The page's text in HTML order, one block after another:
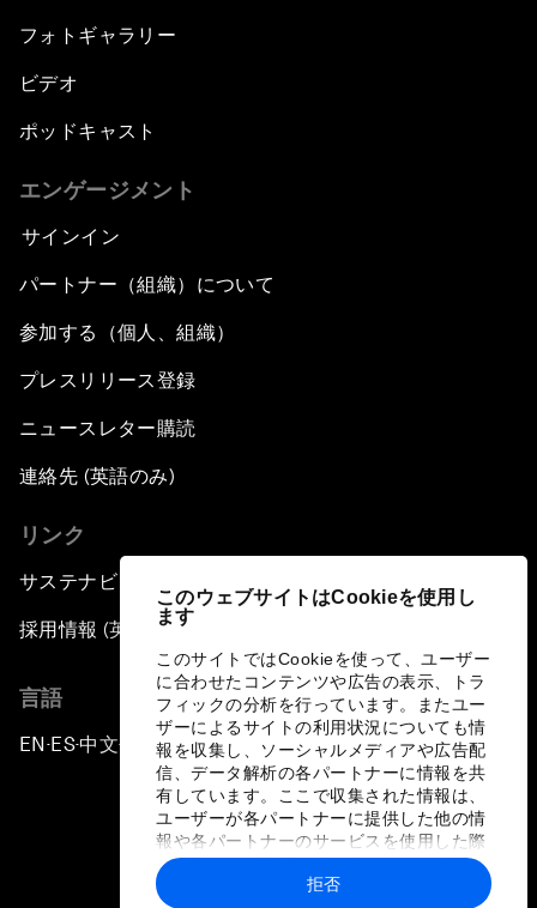
このウェブサイトはCookieを使用し
ます
このサイトではCookieを使って、ユーザー
に合わせたコンテンツや広告の表示、トラ
フィックの分析を行っています。またユー
ザーによるサイトの利用状況についても情
報を収集し、ソーシャルメディアや広告配
信、データ解析の各パートナーに情報を共
有しています。ここで収集された情報は、
ユーザーが各パートナーに提供した他の情
報や各パートナーのサービスを使用した際
に収集された情報と組み合わされ、各パー
トナーによって使用されることがありま
拒否
フォトギャラリー
ビデオ
ポッドキャスト
エンゲージメント
サインイン
パートナー（組織）について
参加する（個人、組織）
プレスリリース登録
ニュースレター購読
連絡先 (英語のみ)
リンク
サステナビリティへの取り組み
採用情報 (英語のみ)
言語
EN ▪ES▪中文▪ 日本語